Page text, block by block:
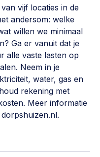
maken >
>
netwerken
>
vijf locaties in de
andersom: welke
willen we minimaal
Ga er vanuit dat je
alle vaste lasten op
Neem in je
water, gas en
rekening met
Meer informatie